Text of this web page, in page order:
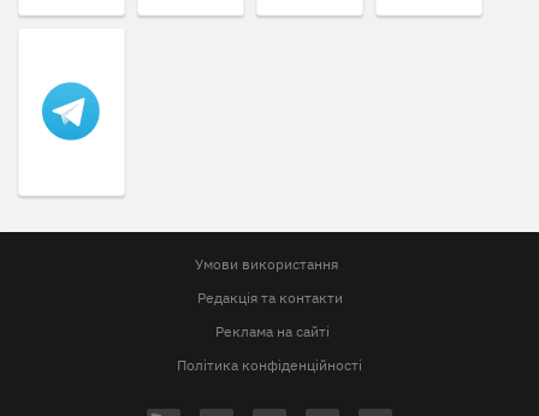
Умови використання
Редакція та контакти
Реклама на сайті
Політика конфіденційності